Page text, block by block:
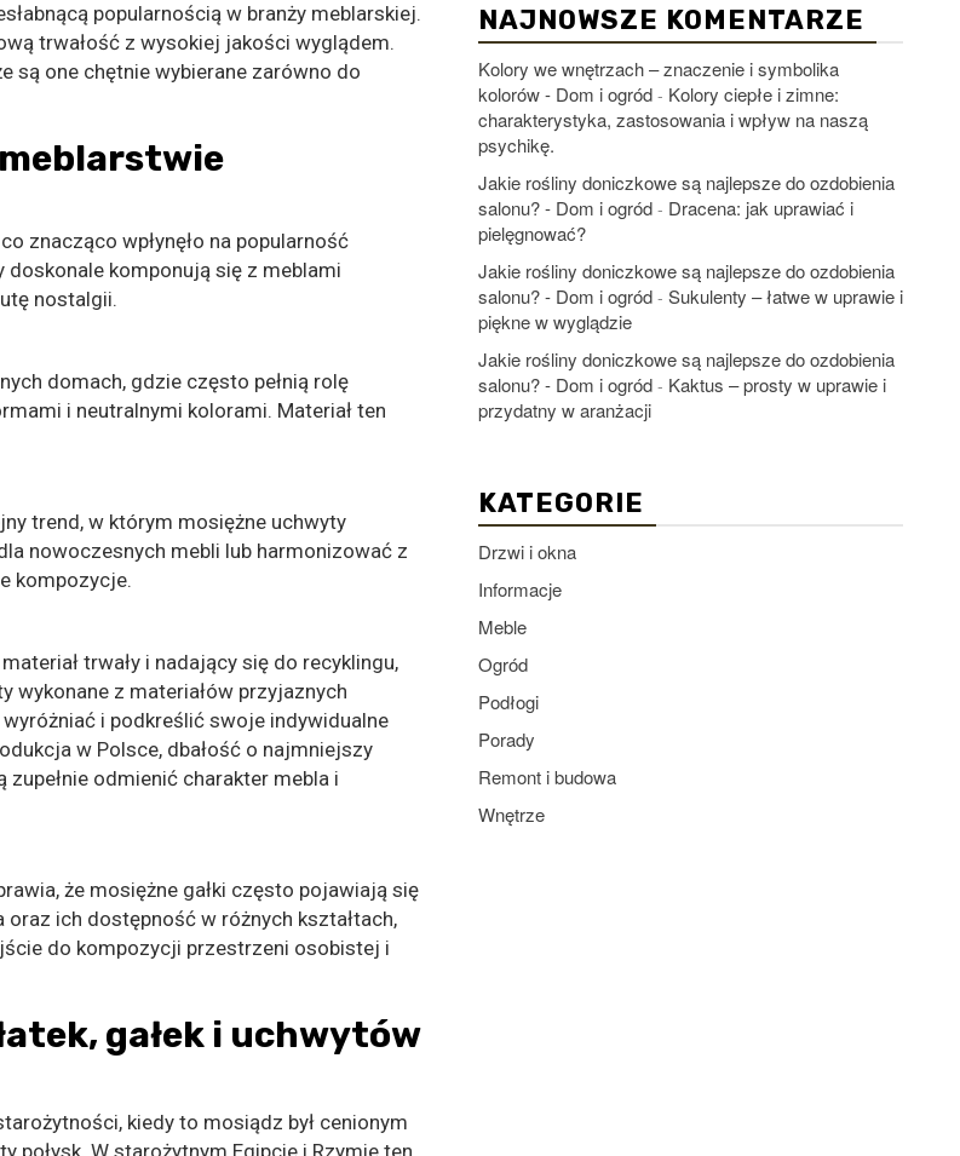
popularnością w branży meblarskiej.
trwałość z wysokiej jakości wyglądem.
są one chętnie wybierane zarówno do
znacząco wpłynęło na popularność
komponują się z meblami
nostalgii.
domach, gdzie często pełnią rolę
i neutralnymi kolorami. Materiał ten
trend, w którym mosiężne uchwyty
nowoczesnych mebli lub harmonizować z
kompozycje.
trwały i nadający się do recyklingu,
wykonane z materiałów przyjaznych
i podkreślić swoje indywidualne
w Polsce, dbałość o najmniejszy
odmienić charakter mebla i
że mosiężne gałki często pojawiają się
ich dostępność w różnych kształtach,
do kompozycji przestrzeni osobistej i
gałek i uchwytów
kiedy to mosiądz był cenionym
połysk. W starożytnym Egipcie i Rzymie ten
NAJNOWSZE KOMENTARZE
Kolory we wnętrzach – znaczenie i symbolika
kolorów - Dom i ogród - Kolory ciepłe i zimne:
charakterystyka, zastosowania i wpływ na naszą
psychikę.
Jakie rośliny doniczkowe są najlepsze do ozdobienia
salonu? - Dom i ogród - Dracena: jak uprawiać i
pielęgnować?
Jakie rośliny doniczkowe są najlepsze do ozdobienia
salonu? - Dom i ogród - Sukulenty – łatwe w uprawie i
piękne w wyglądzie
Jakie rośliny doniczkowe są najlepsze do ozdobienia
salonu? - Dom i ogród - Kaktus – prosty w uprawie i
przydatny w aranżacji
KATEGORIE
Drzwi i okna
Informacje
Meble
Ogród
Podłogi
Porady
Remont i budowa
Wnętrze